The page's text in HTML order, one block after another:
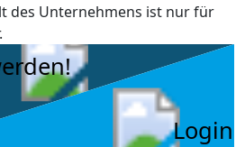
des Unternehmens ist nur für
Login